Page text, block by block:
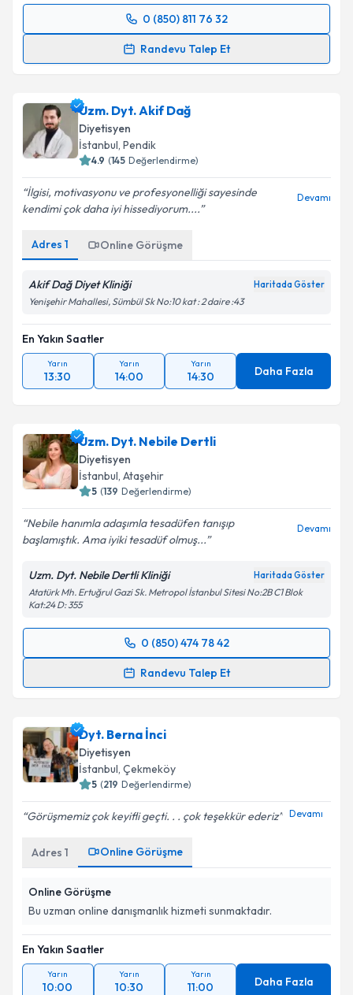
Takvim Talebini Gönder
0 (850) 811 76 32
Randevu Talep Et
Randevu Takvimi Talebi
takvim hazırlandığında e-posta ile bilgilendireceğiz.
E-posta Adresiniz
Kişisel verilerimin işlenmesine ilişkin
kapsamda işlenmesini kabul ediyorum.
Takvim Talebini Gönder
Uzm. Dyt. Akif Dağ
Diyetisyen
İstanbul, Pendik
4.9 (145 Değerlendirme)
İlgisi, motivasyonu ve profesyonelliği sayesinde
kendimi çok daha iyi hissediyorum....
Devamı
Adres 1 Online Görüşme
Akif Dağ Diyet Kliniği Haritada Göster
Yenişehir Mahallesi, Sümbül Sk No:10 kat : 2 daire :43
En Yakın Saatler
Yarın
13:30
Yarın
14:00
Yarın
14:30 Daha Fazla
Uzm. Dyt. Nebile Dertli
Diyetisyen
İstanbul, Ataşehir
5 (139 Değerlendirme)
Nebile hanımla adaşımla tesadüfen tanışıp
başlamıştık. Ama iyiki tesadüf olmuş...
Devamı
Uzm. Dyt. Nebile Dertli Kliniği Haritada Göster
Atatürk Mh. Ertuğrul Gazi Sk. Metropol İstanbul Sitesi No:2B C1 Blok
Kat:24 D: 355
0 (850) 474 78 42
Randevu Talep Et
Randevu Takvimi Talebi
takvim hazırlandığında e-posta ile bilgilendireceğiz.
E-posta Adresiniz
Metni'ni okudum ve kişisel verilerimin belirtilen
Dyt. Berna İnci
Diyetisyen
İstanbul, Çekmeköy
5 (219 Değerlendirme)
Görüşmemiz çok keyifli geçti. . . çok teşekkür ederiz Devamı
Adres 1 Online Görüşme
Online Görüşme
Bu uzman online danışmanlık hizmeti sunmaktadır.
En Yakın Saatler
Yarın
10:00
Yarın
10:30
Yarın
11:00 Daha Fazla